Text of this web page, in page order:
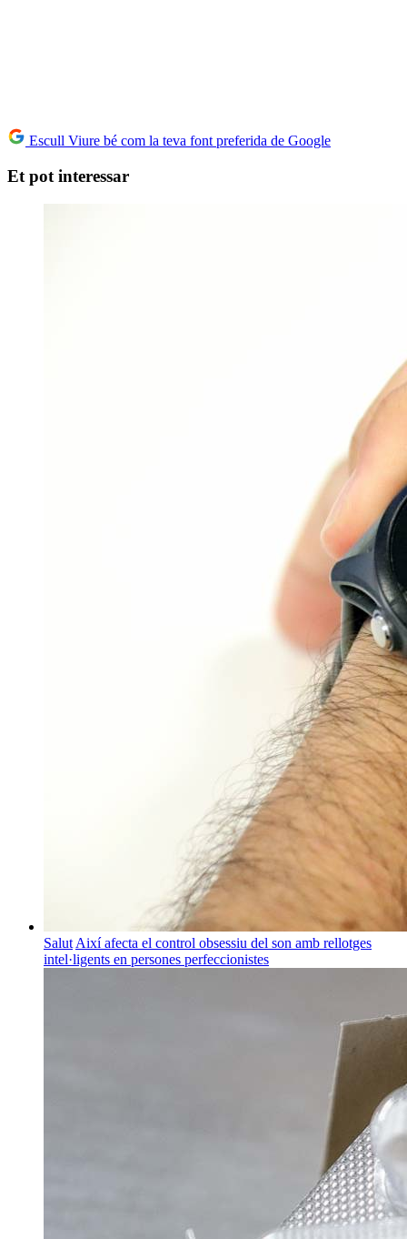
Escull Viure bé com la teva font preferida de Google
Et pot interessar
Salut Així afecta el control obsessiu del son amb rellotges
intel·ligents en persones perfeccionistes